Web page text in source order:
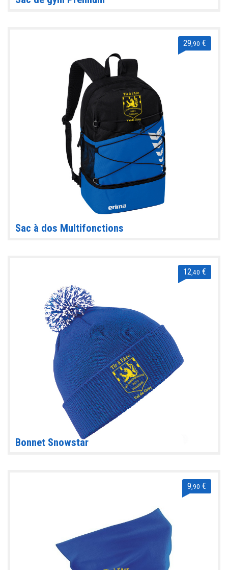
29 ,90 €
Sac à dos Multifonctions
12 ,40 €
Bonnet Snowstar
9 ,90 €